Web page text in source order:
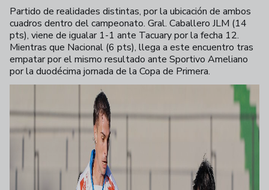
Partido de realidades distintas, por la ubicación de ambos
cuadros dentro del campeonato. Gral. Caballero JLM (14
pts), viene de igualar 1-1 ante Tacuary por la fecha 12.
Mientras que Nacional (6 pts), llega a este encuentro tras
empatar por el mismo resultado ante Sportivo Ameliano
por la duodécima jornada de la Copa de Primera.